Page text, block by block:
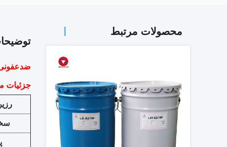
محصولات مرتبط
ضدعفونی
جزئیات